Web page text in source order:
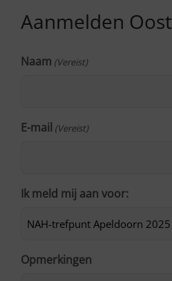
Aanmelden Oost
Naam (Vereist)
E-mail (Vereist)
Ik meld mij aan voor:
Opmerkingen